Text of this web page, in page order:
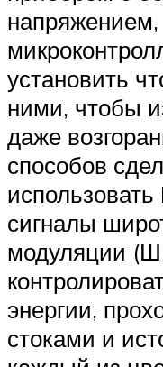
установить
ними, чтобы
даже
способов
сигналы
модуляции
энергии,
стоками и